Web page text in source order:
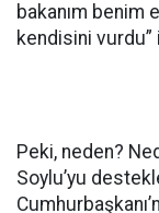
bakanım benim
kendisini
Peki, neden?
Soylu’yu